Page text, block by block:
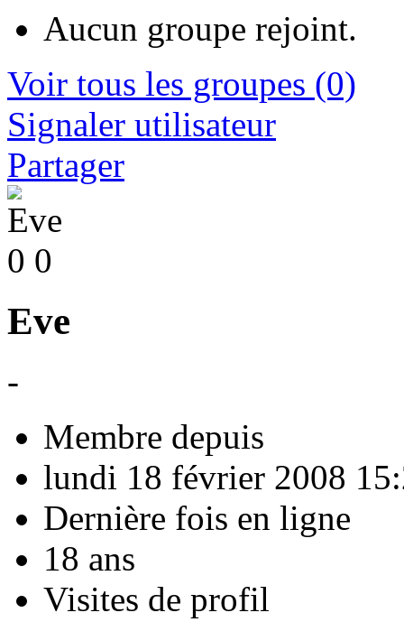
Aucun groupe rejoint.
Voir tous les groupes (0)
Signaler utilisateur
Partager
0 0
Eve
-
Membre depuis
lundi 18 février 2008
Dernière fois en ligne
18 ans
Visites de profil